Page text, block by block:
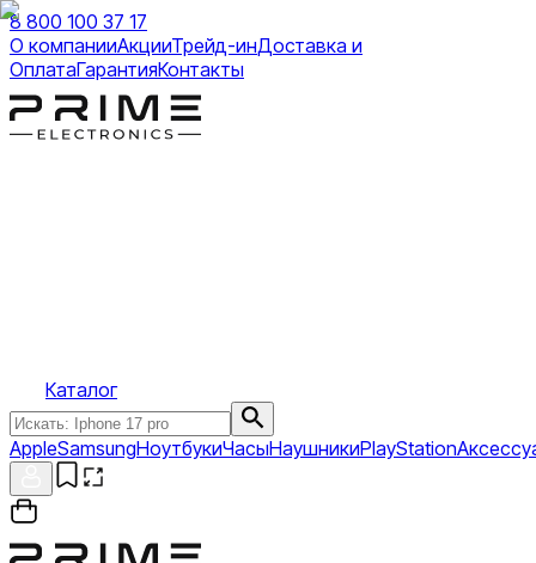
8 800 100 37 17
О компанииАкцииТрейд-инДоставка и
ОплатаГарантияКонтакты
Каталог
AppleSamsungНоутбукиЧасыНаушникиPlayStation